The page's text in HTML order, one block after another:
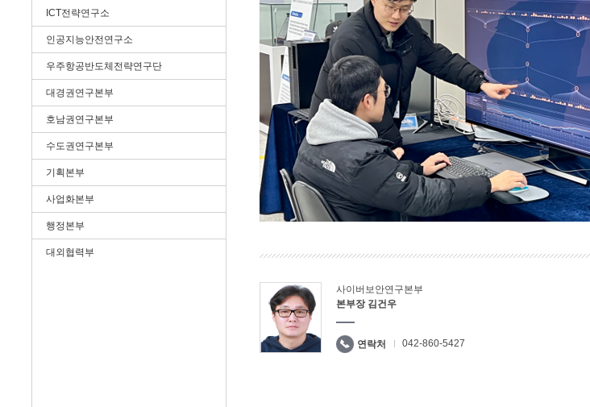
ICT전략연구소
인공지능안전연구소
우주항공반도체전략연구단
대경권연구본부
호남권연구본부
수도권연구본부
기획본부
사업화본부
행정본부
대외협력부
사이버보안연구본부
본부장 김건우
연락처 042-860-5427